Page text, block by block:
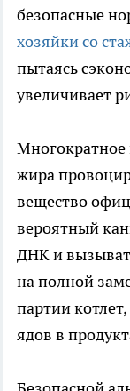
безопасные
хозяйки со
пытаясь
увеличивает
Многократное
жира
вещество
вероятный
ДНК и
на полной
партии
ядов в